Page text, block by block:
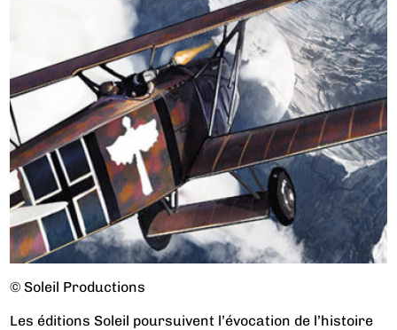
© Soleil Productions
Les éditions Soleil poursuivent l’évocation de l’histoire